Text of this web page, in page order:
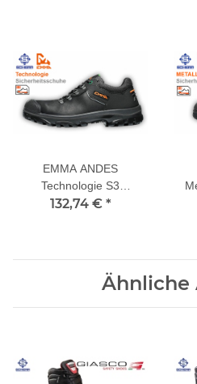
EMMA ANDES
Technologie S3
Sicherheitsschuhe
132,74 € *
Ähnliche